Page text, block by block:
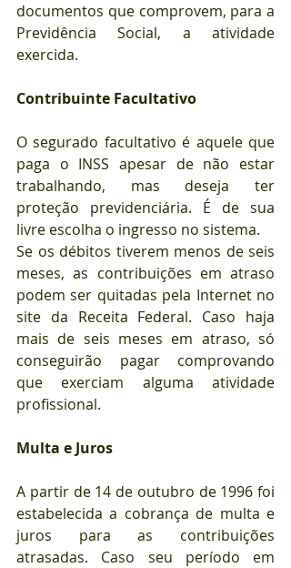
documentos que comprovem, para a
Previdência Social, a atividade
exercida.
Contribuinte Facultativo
O segurado facultativo é aquele que
paga o INSS apesar de não estar
trabalhando, mas deseja ter
proteção previdenciária. É de sua
livre escolha o ingresso no sistema.
Se os débitos tiverem menos de seis
meses, as contribuições em atraso
podem ser quitadas pela Internet no
site da Receita Federal. Caso haja
mais de seis meses em atraso, só
conseguirão pagar comprovando
que exerciam alguma atividade
profissional.
Multa e Juros
A partir de 14 de outubro de 1996 foi
estabelecida a cobrança de multa e
juros para as contribuições
atrasadas. Caso seu período em